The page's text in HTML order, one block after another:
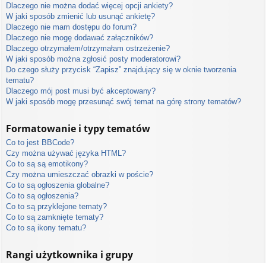
Dlaczego nie można dodać więcej opcji ankiety?
W jaki sposób zmienić lub usunąć ankietę?
Dlaczego nie mam dostępu do forum?
Dlaczego nie mogę dodawać załączników?
Dlaczego otrzymałem/otrzymałam ostrzeżenie?
W jaki sposób można zgłosić posty moderatorowi?
Do czego służy przycisk “Zapisz” znajdujący się w oknie tworzenia
tematu?
Dlaczego mój post musi być akceptowany?
W jaki sposób mogę przesunąć swój temat na górę strony tematów?
Formatowanie i typy tematów
Co to jest BBCode?
Czy można używać języka HTML?
Co to są są emotikony?
Czy można umieszczać obrazki w poście?
Co to są ogłoszenia globalne?
Co to są ogłoszenia?
Co to są przyklejone tematy?
Co to są zamknięte tematy?
Co to są ikony tematu?
Rangi użytkownika i grupy